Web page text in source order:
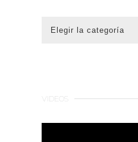
Elegir la categoría
VIDEOS